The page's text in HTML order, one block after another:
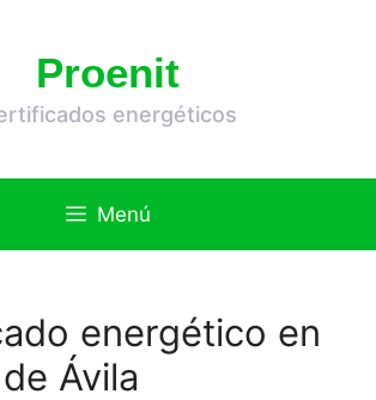
Proenit
energéticos
Menú
energético en
Ávila